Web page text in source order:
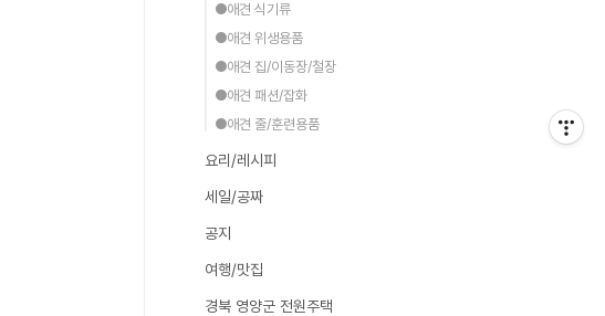
●애견 식기류
●애견 위생용품
●애견 집/이동장/철장
●애견 패션/잡화
●애견 줄/훈련용품
요리/레시피
세일/공짜
공지
여행/맛집
경북 영양군 전원주택